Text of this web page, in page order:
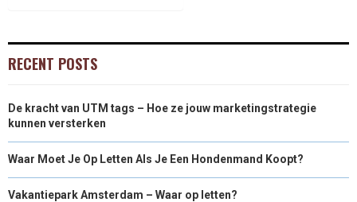
RECENT POSTS
De kracht van UTM tags – Hoe ze jouw marketingstrategie
kunnen versterken
Waar Moet Je Op Letten Als Je Een Hondenmand Koopt?
Vakantiepark Amsterdam – Waar op letten?